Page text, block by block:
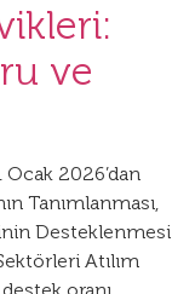
ve
2026’dan
Tanımlanması,
Desteklenmesi
Atılım